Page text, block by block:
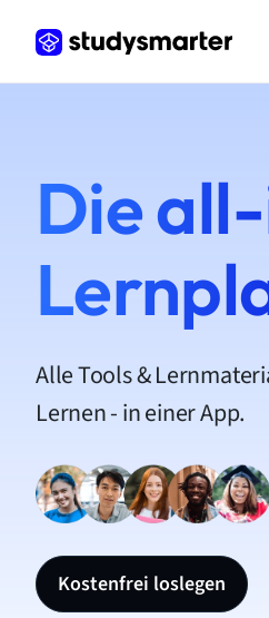
Die
Alle Tools &
Lernen - in einer App.
Kostenfrei loslegen